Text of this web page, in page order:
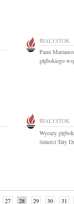
BIAŁYSTOK
Panu
głębokiego
BIAŁYSTOK
Wyrazy
śmierci Taty
27 28 29 30 31